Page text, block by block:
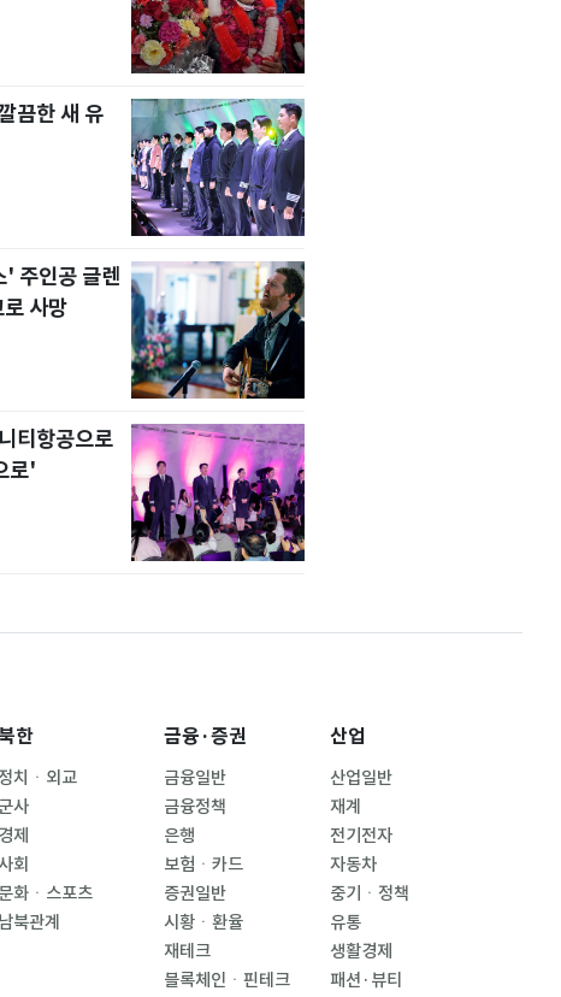
끔한 새 유
주인공 글렌
사망
티항공으로
로'
한
치ㆍ외교
군사
경제
회
문화ㆍ스포츠
남북관계
금융·증권
금융일반
금융정책
은행
보험ㆍ카드
증권일반
시황ㆍ환율
재테크
블록체인ㆍ핀테크
산업
산업일반
재계
전기전자
자동차
중기ㆍ정책
유통
생활경제
패션·뷰티